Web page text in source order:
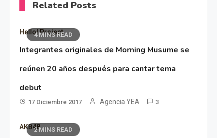
Related Posts
4 MINS READ
Hello! Project
Integrantes originales de Morning Musume se
reúnen 20 años después para cantar tema
debut
17 Diciembre 2017 Agencia YEA 3
2 MINS READ
AKB48